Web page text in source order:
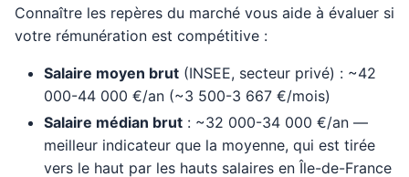
Connaître les repères du marché vous aide à évaluer si
votre rémunération est compétitive :
Salaire moyen brut (INSEE, secteur privé) : ~42
000-44 000 €/an (~3 500-3 667 €/mois)
Salaire médian brut : ~32 000-34 000 €/an —
meilleur indicateur que la moyenne, qui est tirée
vers le haut par les hauts salaires en Île-de-France